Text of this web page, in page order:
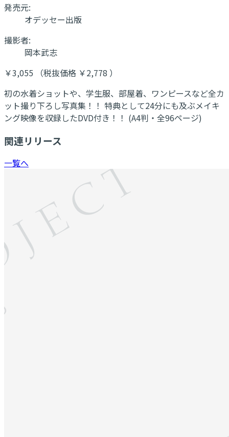
発売元:
オデッセー出版
撮影者:
岡本武志
￥3,055 （税抜価格 ￥2,778 ）
初の水着ショットや、学生服、部屋着、ワンピースなど全カ
ット撮り下ろし写真集！！ 特典として24分にも及ぶメイキ
ング映像を収録したDVD付き！！ (A4判・全96ページ)
関連リリース
一覧へ